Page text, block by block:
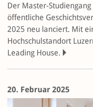
Der Master-
öffentliche
2025 neu lanciert. Mit
Hochschulstandort
Leading House.
20. Februar 2025